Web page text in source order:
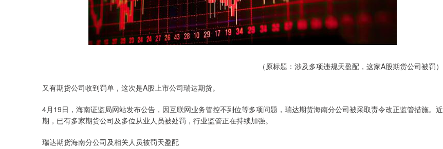
（原标题：涉及多项违规天盈配，这家A股期货公司被罚）
又有期货公司收到罚单，这次是A股上市公司瑞达期货。
4月19日，海南证监局网站发布公告，因互联网业务管控不到位等多项问题，瑞达期货海南分公司被采取责令改正监管措施。近
期，已有多家期货公司及多位从业人员被处罚，行业监管正在持续加强。
瑞达期货海南分公司及相关人员被罚天盈配
上证指数 3940.04 39.68 1.02% 深证成指 14311.01 200.89 1.42%